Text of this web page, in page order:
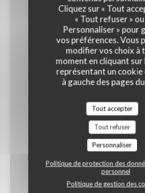
Cliquez sur « Tout
« Tout refuser » ou
Personnaliser » pour
vos préférences. Vous
modifier vos choix à
moment en cliquant sur
représentant un cookie
à gauche des pages
Tout accepter
Tout refuser
Personnaliser
Politique de protection des
personnel
Politique de gestion des
OEUFS LAIT
13,00 EUR
Café &
GLUTEN OEUFS
5,50 EUR
* Contient du porc
Carte des produits allergènes à
Carte réalisée par notre Chef Johann
brigade